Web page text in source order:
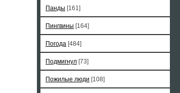
Панды [161]
Пингвины [164]
Погода [484]
Подмигнул [73]
Пожилые люди [108]